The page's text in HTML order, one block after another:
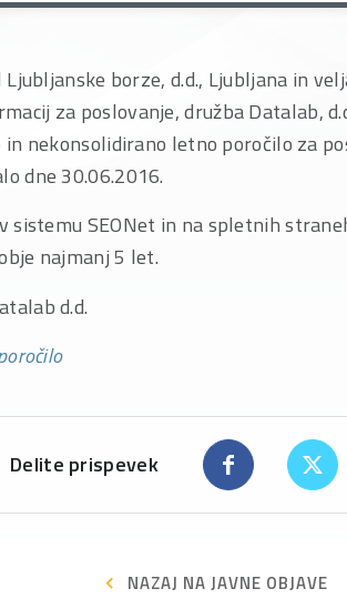
borze, d.d., Ljubljana in
za poslovanje, družba Datalab,
nekonsolidirano letno poročilo za
dne 30.06.2016.
sistemu SEONet in na spletnih
najmanj 5 let.
d.d.
Delite prispevek
NAZAJ NA JAVNE OBJAVE